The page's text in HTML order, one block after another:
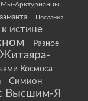
Мы-Арктурианцы.
Послания
истине
Разное
Космоса
Симион
Высшим-Я